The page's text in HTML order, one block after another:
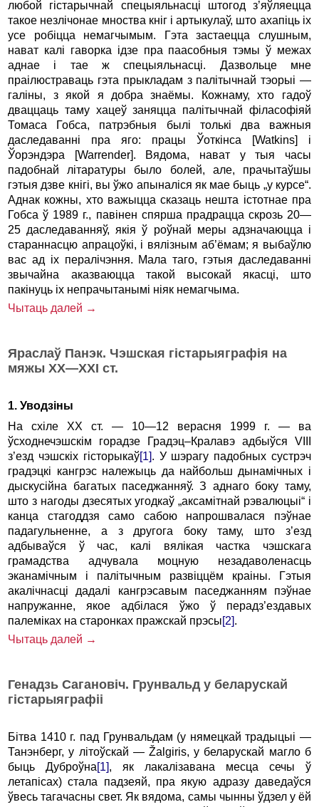
любой гістарычнай спецыяльнасці штогод з’яўляецца
такое незлічонае мноства кніг і артыкулаў, што ахапіць іх
усе робіцца немагчымым. Гэта застаецца слушным,
нават калі гаворка ідзе пра паасобныя тэмы ў межах
аднае і тае ж спецыяльнасці. Дазвольце мне
праілюстраваць гэта прыкладам з палітычнай тэорыі —
галіны, з якой я добра знаёмы. Кожнаму, хто гадоў
дваццаць таму хацеў заняцца палітычнай філасофіяй
Томаса Гобса, патрэбныя былі толькі два важныя
даследаванні пра яго: працы Ўоткінса [Watkins] і
Ўорэндэра [Warrender]. Вядома, нават у тыя часы
падобнай літаратуры было болей, але, прачытаўшы
гэтыя дзве кнігі, вы ўжо апыналіся як мае быць „у курсе“.
Аднак кожны, хто важыцца сказаць нешта істотнае пра
Гобса ў 1989 г., павінен спярша прадрацца скрозь 20—
25 даследаванняў, якія ў роўнай меры адзначаюцца і
стараннасцю апрацоўкі, і вялізным аб’ёмам; я выбаўлю
вас ад іх пералічэння. Мала таго, гэтыя даследаванні
звычайна аказваюцца такой высокай якасці, што
пакінуць іх непрачытанымі ніяк немагчыма.
Чытаць далей →
Яраслаў Панэк. Чэшская гістарыяграфія на
мяжы ХХ—ХХI ст.
1. Уводзіны
На схіле ХХ ст. — 10—12 верасня 1999 г. — ва
ўсходнечэшскім горадзе Градэц–Кралавэ адбыўся VIII
з’езд чэшскіх гісторыкаў[1]. У шэрагу падобных сустрэч
градэцкі кангрэс належыць да найбольш дынамічных і
дыскусійна багатых паседжанняў. З аднаго боку таму,
што з нагоды дзесятых угодкаў „акса­мітнай рэвалюцыі“ і
канца стагоддзя само сабою напрошвалася пэўнае
падагульненне, а з другога боку таму, што з’езд
адбываўся ў час, калі вялікая частка чэшскага
грамадства адчувала моцную незадаволенасць
эканамічным і палітычным развіццём краіны. Гэтыя
акалічнасці дадалі кангрэсавым паседжанням пэўнае
напружанне, якое адбілася ўжо ў перадз’ездавых
палемі­ках на старонках пражскай прэсы[2].
Чытаць далей →
Генадзь Сагановіч. Грунвальд у беларускай
гістарыяграфіі
Бітва 1410 г. пад Грунвальдам (у нямецкай традыцыі —
Танэнберг, у літоўскай — Žalgiris, у беларускай магло б
быць Дуброўна[1], як лакалізавана месца сечы ў
летапісах) стала па­дзеяй, пра якую адразу даведаўся
ўвесь тагачасны свет. Як вядома, самы чынны ўдзел у ёй